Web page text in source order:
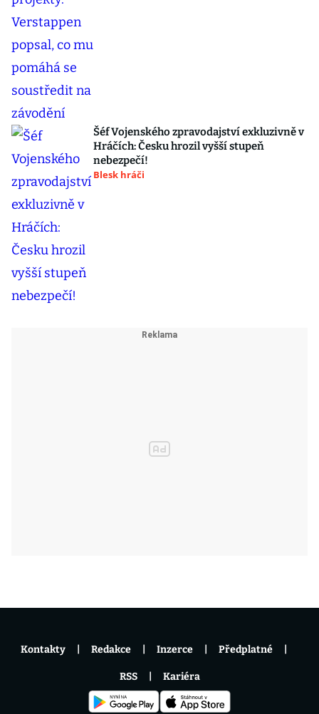
Šéf Vojenského zpravodajství exkluzivně v
Hráčích: Česku hrozil vyšší stupeň
nebezpečí!
Blesk hráči
Kontakty Redakce Inzerce Předplatné
RSS Kariéra